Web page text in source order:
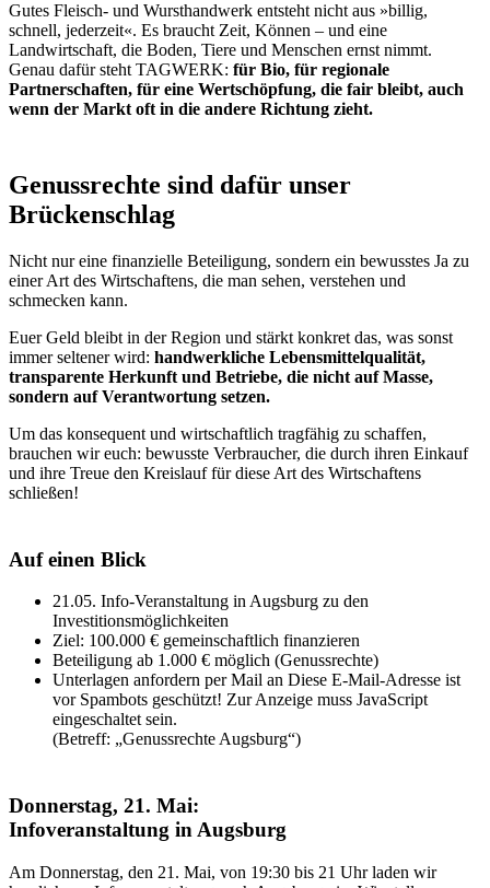
Gutes Fleisch- und Wursthandwerk entsteht nicht aus »billig,
schnell, jederzeit«. Es braucht Zeit, Können – und eine
Landwirtschaft, die Boden, Tiere und Menschen ernst nimmt.
Genau dafür steht TAGWERK: für Bio, für regionale
Partnerschaften, für eine Wertschöpfung, die fair bleibt, auch
wenn der Markt oft in die andere Richtung zieht.
Genussrechte sind dafür unser
Brückenschlag
Nicht nur eine finanzielle Beteiligung, sondern ein bewusstes Ja zu
einer Art des Wirtschaftens, die man sehen, verstehen und
schmecken kann.
Euer Geld bleibt in der Region und stärkt konkret das, was sonst
immer seltener wird: handwerkliche Lebensmittelqualität,
transparente Herkunft und Betriebe, die nicht auf Masse,
sondern auf Verantwortung setzen.
Um das konsequent und wirtschaftlich tragfähig zu schaffen,
brauchen wir euch: bewusste Verbraucher, die durch ihren Einkauf
und ihre Treue den Kreislauf für diese Art des Wirtschaftens
schließen!
Auf einen Blick
21.05. Info-Veranstaltung in Augsburg zu den
Investitionsmöglichkeiten
Ziel: 100.000 € gemeinschaftlich finanzieren
Beteiligung ab 1.000 € möglich (Genussrechte)
Unterlagen anfordern per Mail an Diese E-Mail-Adresse ist
vor Spambots geschützt! Zur Anzeige muss JavaScript
eingeschaltet sein.
(Betreff: „Genussrechte Augsburg“)
Donnerstag, 21. Mai:
Infoveranstaltung in Augsburg
Am Donnerstag, den 21. Mai, von 19:30 bis 21 Uhr laden wir